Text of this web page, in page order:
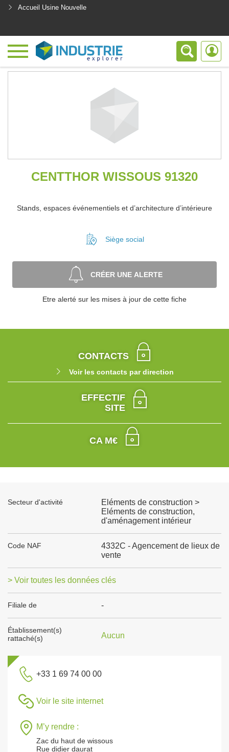
Accueil Usine Nouvelle
CENTTHOR WISSOUS 91320
Stands, espaces événementiels et d’architecture d’intérieure
Siège social
CRÉER UNE ALERTE
Etre alerté sur les mises à jour de cette fiche
CONTACTS
Voir les contacts par direction
EFFECTIF
SITE
CA M€
Secteur d'activité
Eléments de construction >
Eléments de construction,
d'aménagement intérieur
Code NAF
4332C - Agencement de lieux de
vente
> Voir toutes les données clés
Filiale de -
Établissement(s)
rattaché(s)
Aucun
+33 1 69 74 00 00
Voir le site internet
M’y rendre :
Zac du haut de wissous
Rue didier daurat